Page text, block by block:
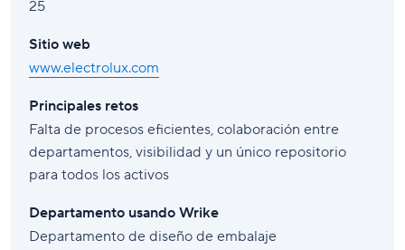
25
Sitio web
www.electrolux.com
Principales retos
Falta de procesos eficientes, colaboración entre
departamentos, visibilidad y un único repositorio
para todos los activos
Departamento usando Wrike
Departamento de diseño de embalaje